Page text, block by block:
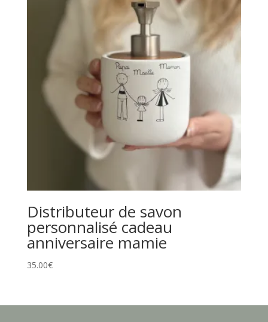
Distributeur de savon
personnalisé cadeau
anniversaire mamie
35.00€